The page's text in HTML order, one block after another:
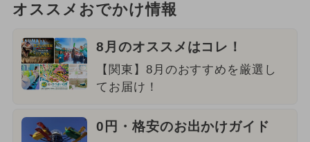
オススメおでかけ情報
8月のオススメはコレ！
【関東】8月のおすすめを厳選し
てお届け！
0円・格安のお出かけガイド